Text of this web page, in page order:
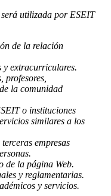
utilizada por ESEIT
de la relación
y extracurriculares.
profesores,
la comunidad
o instituciones
similares a los
empresas
de la página Web.
y reglamentarias.
y servicios.